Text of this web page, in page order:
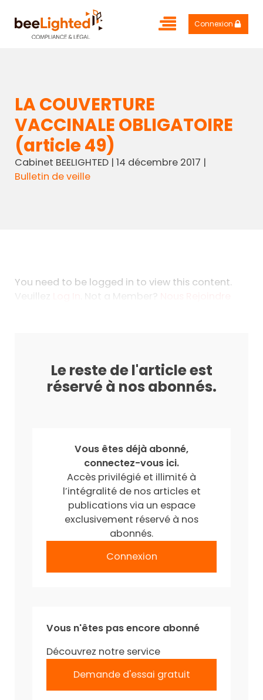
Connexion
LA COUVERTURE
VACCINALE OBLIGATOIRE
(article 49)
Cabinet BEELIGHTED| 14 décembre 2017 |
Bulletin de veille
You need to be logged in to view this content.
Veuillez
. Not a Member?
Le reste de l'article est
réservé à nos abonnés.
Vous êtes déjà abonné,
connectez-vous ici.
Accès privilégié et illimité à
l’intégralité de nos articles et
publications via un espace
exclusivement réservé à nos
abonnés.
Connexion
Vous n'êtes pas encore abonné
Découvrez notre service
Demande d'essai gratuit